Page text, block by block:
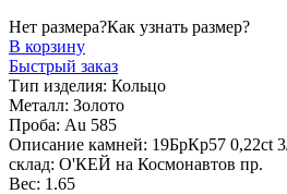
Нет размера?Как узнать размер?
В корзину
Быстрый заказ
Тип изделия: Кольцо
Металл: Золото
Проба: Au 585
Описание камней: 19БрКр57 0,22ct
склад: О'КЕЙ на Космонавтов пр.
Вес: 1.65